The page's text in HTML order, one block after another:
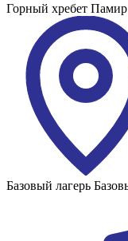
Горный хребет Памир
Базовый лагерь